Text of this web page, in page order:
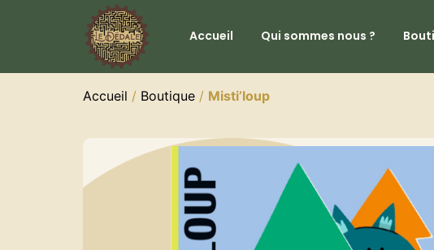
Accueil Qui sommes nous ?
Accueil / Boutique / Misti’loup